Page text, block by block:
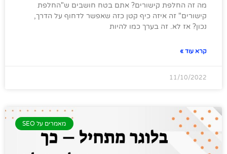
מה זה החלפת קישורים? אתם בטח חושבים ש"החלפת
קישורים" זה איזה כיף קטן כזה שאפשר לדחוף על הדרך,
נכון? אז לא. זה בערך כמו להיות
קרא עוד »
11/10/2022
מאמרים על SEO